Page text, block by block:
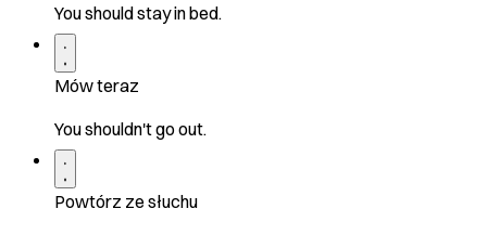
You should stay in bed.
Mów teraz
You shouldn't go out.
Powtórz ze słuchu